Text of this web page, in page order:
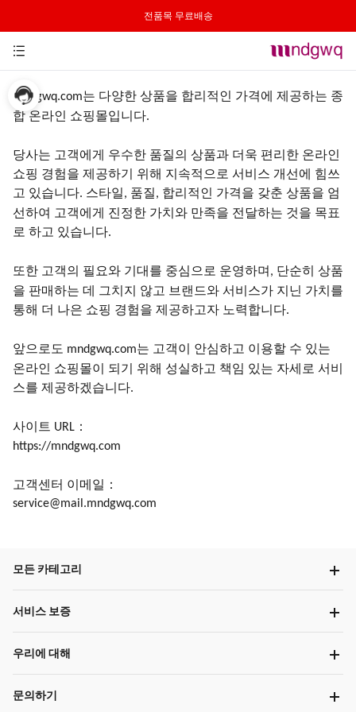
전품목 무료배송
mndgwq.com는 다양한 상품을 합리적인 가격에 제공하는 종
합 온라인 쇼핑몰입니다.
당사는 고객에게 우수한 품질의 상품과 더욱 편리한 온라인
쇼핑 경험을 제공하기 위해 지속적으로 서비스 개선에 힘쓰
고 있습니다. 스타일, 품질, 합리적인 가격을 갖춘 상품을 엄
선하여 고객에게 진정한 가치와 만족을 전달하는 것을 목표
로 하고 있습니다.
또한 고객의 필요와 기대를 중심으로 운영하며 , 단순히 상품
을 판매하는 데 그치지 않고 브랜드와 서비스가 지닌 가치를
통해 더 나은 쇼핑 경험을 제공하고자 노력합니다.
앞으로도 mndgwq.com는 고객이 안심하고 이용할 수 있는
온라인 쇼핑몰이 되기 위해 성실하고 책임 있는 자세로 서비
스를 제공하겠습니다.
사이트 URL ：
https://mndgwq.com
고객센터 이메일：
service@mail.mndgwq.com
모든 카테고리
서비스 보증
우리에 대해
문의하기